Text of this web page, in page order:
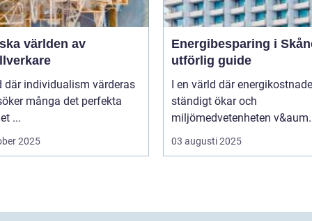
världen av
där individualism värderas
många det perfekta
...
2025
Energibesparing i
utförlig guide
I en värld där
ständigt ökar och
miljömedvetenheten
03 augusti 2025